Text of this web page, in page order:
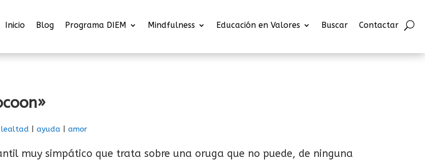
Inicio Blog Programa DIEM Mindfulness Educación en Valores Buscar Contactar
lealtad |ayuda |amor
muy simpático que trata sobre una oruga que no puede, de ninguna